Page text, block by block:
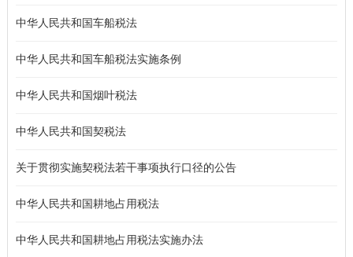
中华人民共和国车船税法
中华人民共和国车船税法实施条例
中华人民共和国烟叶税法
中华人民共和国契税法
关于贯彻实施契税法若干事项执行口径的公告
中华人民共和国耕地占用税法
中华人民共和国耕地占用税法实施办法